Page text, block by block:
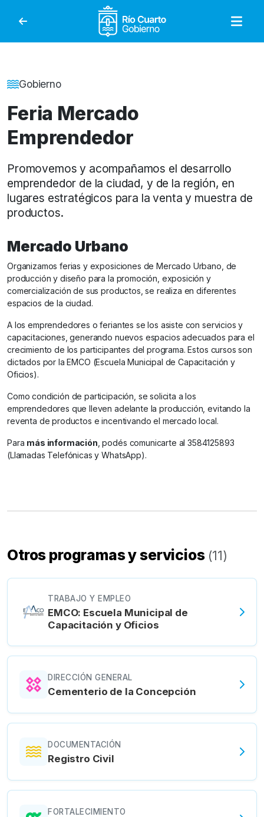
Gobierno de Río
Detalle de la Noticia
Gobierno
Feria Mercado
Emprendedor
Promovemos y acompañamos el desarrollo
emprendedor de la ciudad, y de la región, en
lugares estratégicos para la venta y muestra de
productos.
Mercado Urbano
Organizamos ferias y exposiciones de Mercado Urbano, de
producción y diseño para la promoción, exposición y
comercialización de sus productos, se realiza en diferentes
espacios de la ciudad.
A los emprendedores o feriantes se los asiste con servicios y
capacitaciones, generando nuevos espacios adecuados para el
crecimiento de los participantes del programa. Estos cursos son
dictados por la EMCO (Escuela Municipal de Capacitación y
Oficios).
Como condición de participación, se solicita a los
emprendedores que lleven adelante la producción, evitando la
reventa de productos e incentivando el mercado local.
Para más información , podés comunicarte al 3584125893
(Llamadas Telefónicas y WhatsApp).
Otros programas y servicios (11)
TRABAJO Y EMPLEO
EMCO: Escuela Municipal de
Capacitación y Oficios
DIRECCIÓN GENERAL
Cementerio de la Concepción
DOCUMENTACIÓN
Registro Civil
FORTALECIMIENTO